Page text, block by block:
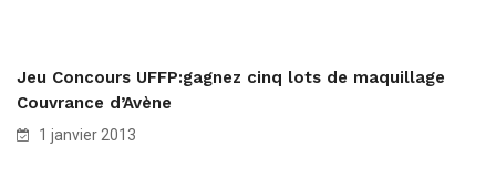
Jeu Concours UFFP:gagnez cinq lots de maquillage
Couvrance d’Avène
1 janvier 2013